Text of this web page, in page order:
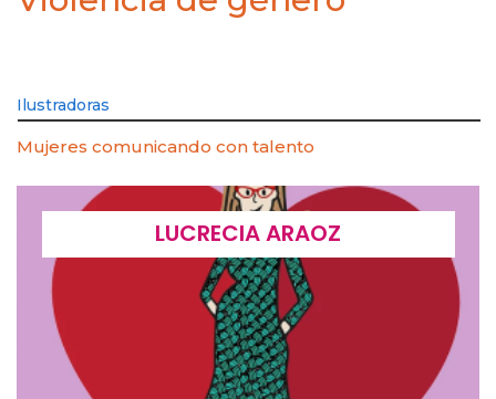
Ilustradoras
Mujeres comunicando con talento
LUCRECIA ARAOZ